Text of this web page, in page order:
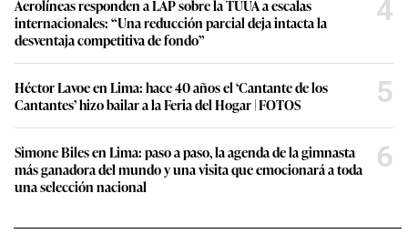
Aerolíneas responden a LAP sobre la TUUA a escalas
internacionales: “Una reducción parcial deja intacta la
desventaja competitiva de fondo”
4
Héctor Lavoe en Lima: hace 40 años el ‘Cantante de los
Cantantes’ hizo bailar a la Feria del Hogar | FOTOS
5
Simone Biles en Lima: paso a paso, la agenda de la gimnasta
más ganadora del mundo y una visita que emocionará a toda
una selección nacional
6